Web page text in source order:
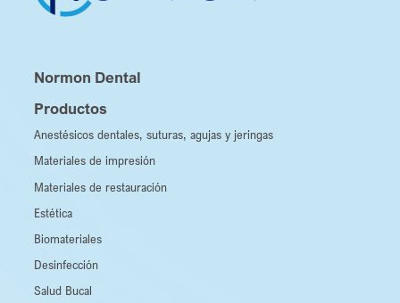
Normon Dental
Productos
Anestésicos dentales, suturas, agujas y jeringas
Materiales de impresión
Materiales de restauración
Estética
Biomateriales
Desinfección
Salud Bucal